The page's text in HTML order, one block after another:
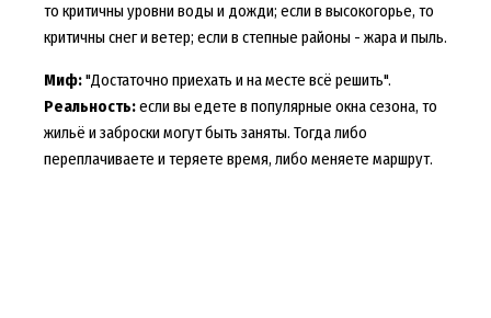
то критичны уровни воды и дожди; если в высокогорье, то
критичны снег и ветер; если в степные районы - жара и пыль.
Миф:"Достаточно приехать и на месте всё решить".
Реальность:если вы едете в популярные окна сезона, то
жильё и заброски могут быть заняты. Тогда либо
переплачиваете и теряете время, либо меняете маршрут.